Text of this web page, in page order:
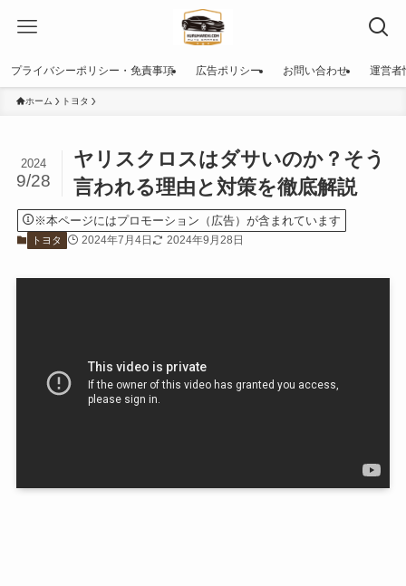
プライバシーポリシー・免責事項 広告ポリシー お問い合わせ 運営者
ホーム トヨタ
ヤリスクロスはダサいのか？そう
言われる理由と対策を徹底解説
2024
9/28
※本ページにはプロモーション（広告）が含まれています
トヨタ 2024年7月4日 2024年9月28日